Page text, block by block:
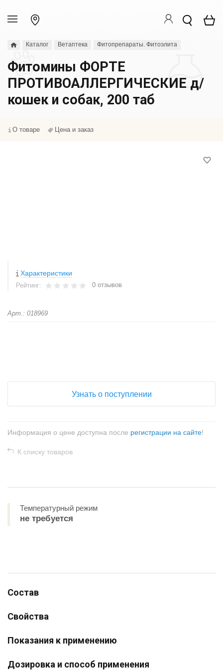
Каталог Ветаптека Фитопрепараты. Фитоэлита
Фитомины ФОРТЕ
ПРОТИВОАЛЛЕРГИЧЕСКИЕ д/
кошек и собак, 200 таб
О товаре Цена и заказ
Характеристики
Рейтинг: 0 отзывов
Арт.: 018969
Узнать о поступлении
Информация о цене доступна после регистрации на сайте!
К списку товаров
Температурный режим
не требуется
Состав
Свойства
Показания к применению
Дозировка и способ применения